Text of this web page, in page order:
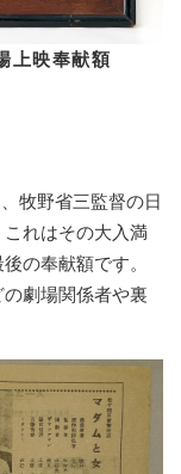
上映奉献額
牧野省三監督の日
れはその大入満
の奉献額です。
劇場関係者や裏